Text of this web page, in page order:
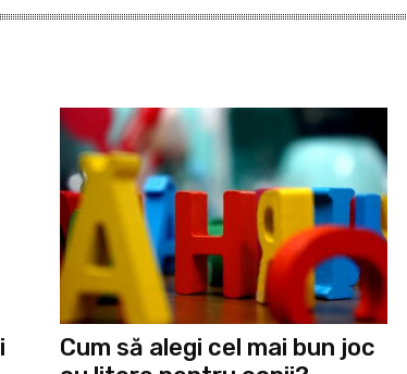
Cum să alegi cel mai bun joc